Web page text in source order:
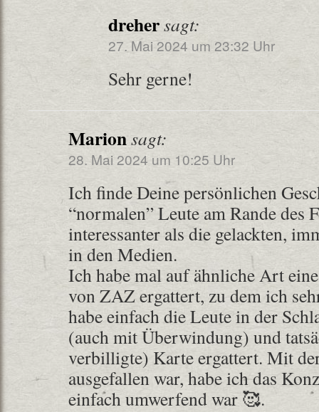
drehersagt:
27. Mai 2024 um 23:32 Uhr
Sehr gerne!
Marionsagt:
28. Mai 2024 um 10:25 Uhr
Ich finde Deine persönlichen
“normalen” Leute am Rande des
interessanter als die gelackten,
in den Medien.
Ich habe mal auf ähnliche Art
von ZAZ ergattert, zu dem ich
habe einfach die Leute in der
(auch mit Überwindung) und
verbilligte) Karte ergattert. Mit
ausgefallen war, habe ich das
einfach umwerfend war 🥰.